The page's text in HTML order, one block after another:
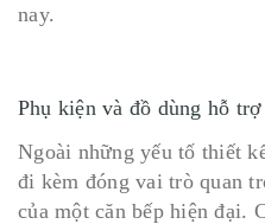
nay.
Phụ kiện và đồ dùng hỗ
Ngoài những yếu tố thiết
đi kèm đóng vai trò quan
của một căn bếp hiện đại.